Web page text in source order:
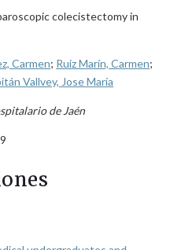
colecistectomy in
Carmen; Ruiz Marín, Carmen;
Vallvey, Jose María
de Jaén